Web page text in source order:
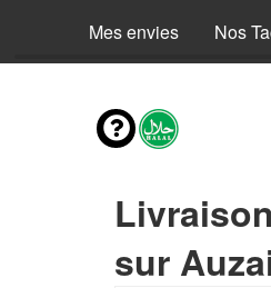
Mes envies Nos
sur